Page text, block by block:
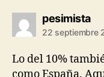
pesimista
22 septiembre
Lo del 10%
como España.